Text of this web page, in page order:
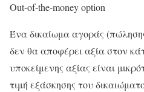
Out-of-the-money option
Ένα δικαίωμα αγοράς
δεν θα αποφέρει αξία στον
υποκείμενης αξίας είναι
τιμή εξάσκησης του